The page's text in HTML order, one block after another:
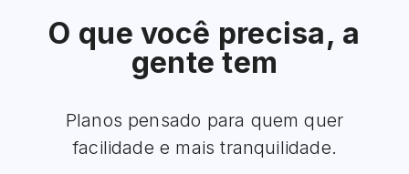
O que você precisa, a
gente tem
Planos pensado para quem quer
facilidade e mais tranquilidade.